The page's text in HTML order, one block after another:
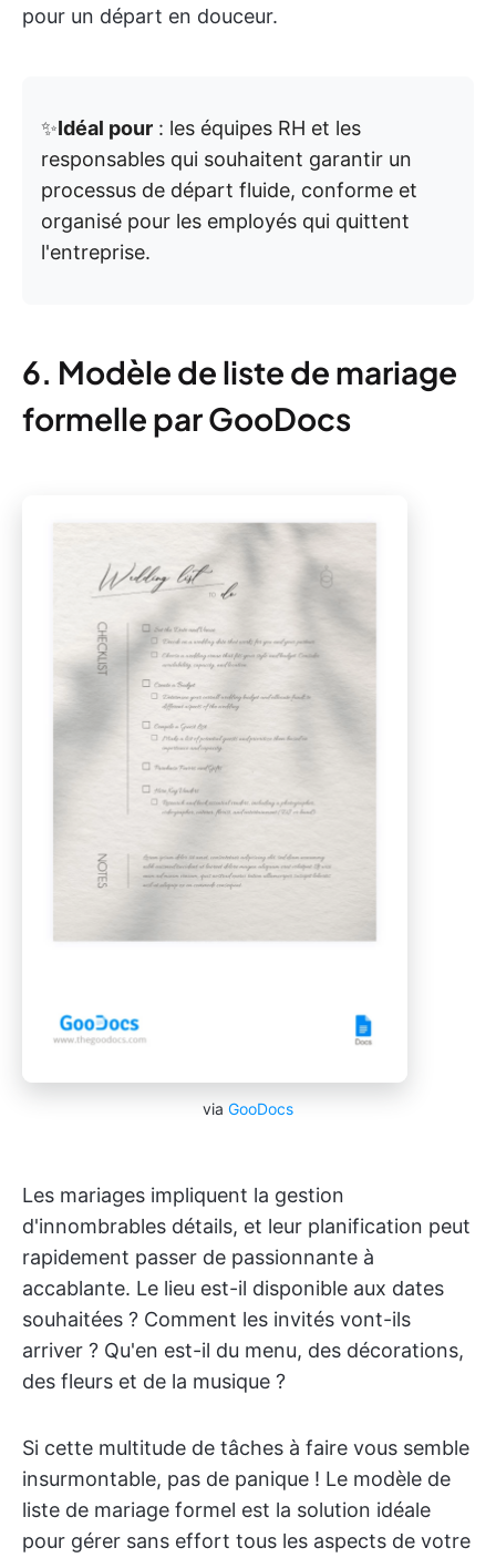
pour un départ en douceur.
✨Idéal pour : les équipes RH et les
responsables qui souhaitent garantir un
processus de départ fluide, conforme et
organisé pour les employés qui quittent
l'entreprise.
6. Modèle de liste de mariage
formelle par GooDocs
via GooDocs
Les mariages impliquent la gestion
d'innombrables détails, et leur planification peut
rapidement passer de passionnante à
accablante. Le lieu est-il disponible aux dates
souhaitées ? Comment les invités vont-ils
arriver ? Qu'en est-il du menu, des décorations,
des fleurs et de la musique ?
Si cette multitude de tâches à faire vous semble
insurmontable, pas de panique ! Le modèle de
liste de mariage formel est la solution idéale
pour gérer sans effort tous les aspects de votre